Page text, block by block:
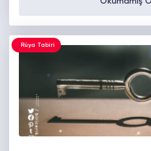
Rüya Tabiri